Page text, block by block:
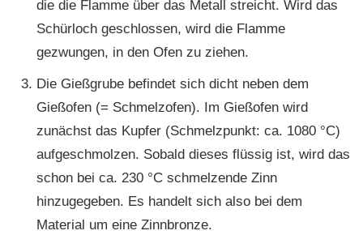
die die Flamme über das Metall streicht. Wird das
Schürloch geschlossen, wird die Flamme
gezwungen, in den Ofen zu ziehen.
Die Gießgrube befindet sich dicht neben dem
Gießofen (= Schmelzofen). Im Gießofen wird
zunächst das Kupfer (Schmelzpunkt: ca. 1080 °C)
aufgeschmolzen. Sobald dieses flüssig ist, wird das
schon bei ca. 230 °C schmelzende Zinn
hinzugegeben. Es handelt sich also bei dem
Material um eine Zinnbronze.